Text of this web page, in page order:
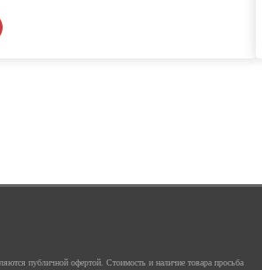
публичной офертой. Стоимость и наличие товара просьба